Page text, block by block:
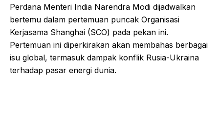
Perdana Menteri India Narendra Modi dijadwalkan
bertemu dalam pertemuan puncak Organisasi
Kerjasama Shanghai (SCO) pada pekan ini.
Pertemuan ini diperkirakan akan membahas berbagai
isu global, termasuk dampak konflik Rusia-Ukraina
terhadap pasar energi dunia.